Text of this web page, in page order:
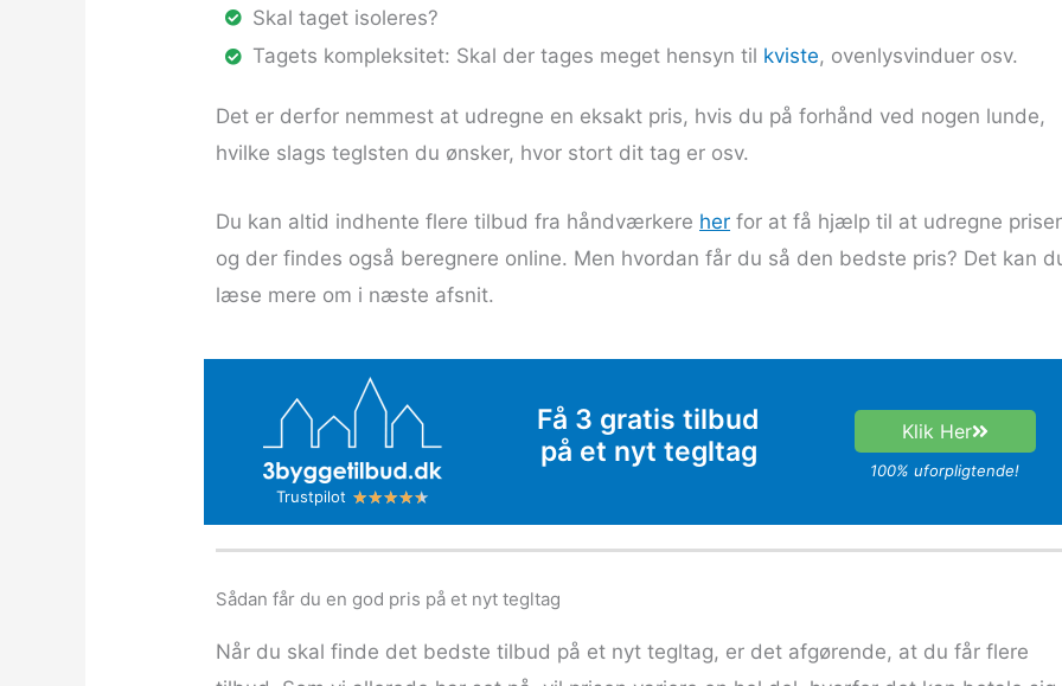
Skal taget isoleres?
Tagets kompleksitet: Skal der tages meget hensyn til kviste, ovenlysvinduer osv.
Det er derfor nemmest at udregne en eksakt pris, hvis du på forhånd ved nogen lunde,
hvilke slags teglsten du ønsker, hvor stort dit tag er osv.
Du kan altid indhente flere tilbud fra håndværkere her for at få hjælp til at udregne
og der findes også beregnere online. Men hvordan får du så den bedste pris? Det kan
læse mere om i næste afsnit.
Trustpilot ★★★★★R
a
e
4
Få 3 gratis tilbud
på et nyt tegltag
Klik Her
100% uforpligtende!
Sådan får du en god pris på et nyt tegltag
Når du skal finde det bedste tilbud på et nyt tegltag, er det afgørende, at du får flere